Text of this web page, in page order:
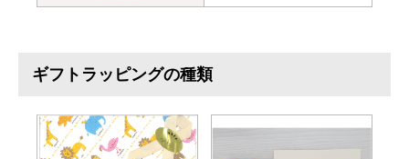
ギフトラッピングの種類